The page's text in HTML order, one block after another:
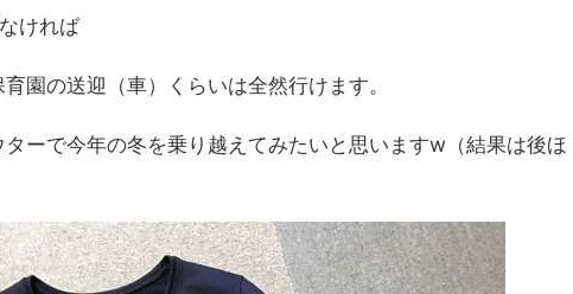
ければ
園の送迎（車）くらいは全然行けます。
ーで今年の冬を乗り越えてみたいと思いますw（結果は後ほ